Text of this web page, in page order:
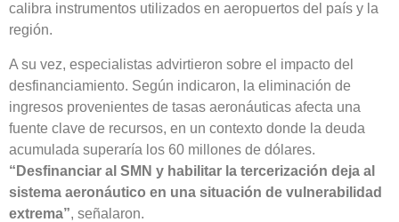
calibra instrumentos utilizados en aeropuertos del país y la
región.
A su vez, especialistas advirtieron sobre el impacto del
desfinanciamiento. Según indicaron, la eliminación de
ingresos provenientes de tasas aeronáuticas afecta una
fuente clave de recursos, en un contexto donde la deuda
acumulada superaría los 60 millones de dólares.
“Desfinanciar al SMN y habilitar la tercerización deja al
sistema aeronáutico en una situación de vulnerabilidad
extrema”, señalaron.